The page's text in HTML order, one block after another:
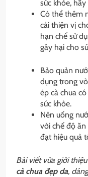
sức khỏe,
Có thể thêm
cải thiện vị
hạn chế sử
gây hại cho
Bảo quản
dụng trong
ép cà chua
sức khỏe.
Nên uống
với chế độ
đạt hiệu quả
Bài viết vừa giới
cà chua đẹp da,